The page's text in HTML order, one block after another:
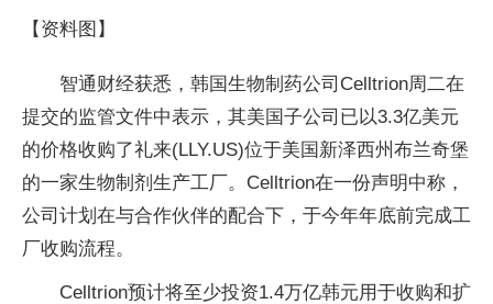
【资料图】
智通财经获悉，韩国生物制药公司Celltrion周二在
提交的监管文件中表示，其美国子公司已以3.3亿美元
的价格收购了礼来(LLY.US)位于美国新泽西州布兰奇堡
的一家生物制剂生产工厂。Celltrion在一份声明中称，
公司计划在与合作伙伴的配合下，于今年年底前完成工
厂收购流程。
Celltrion预计将至少投资1.4万亿韩元用于收购和扩